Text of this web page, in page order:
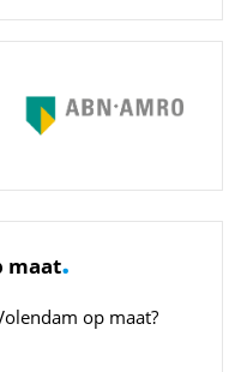
maat.
op maat?